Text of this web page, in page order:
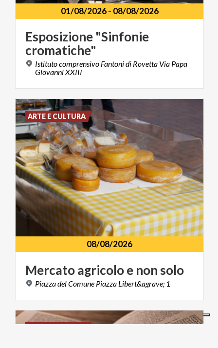
01/08/2026- 08/08/2026
Esposizione "Sinfonie
cromatiche"
Istituto comprensivo Fantoni di Rovetta Via Papa
Giovanni XXIII
08/08/2026
Mercatoagricoloe non solo
PiazzadelComune Piazza Libert&agrave; 1
ARTE E CULTURA